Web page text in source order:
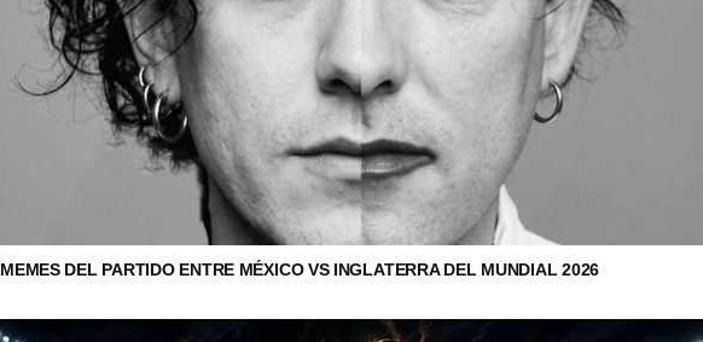
MEMES DEL PARTIDO ENTRE MÉXICO VS INGLATERRA DEL MUNDIAL 2026